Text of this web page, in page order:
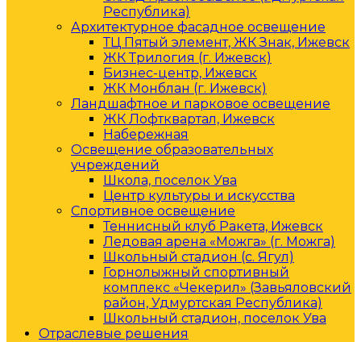
Республика)
Архитектурное фасадное освещение
ТЦ Пятый элемент, ЖК Знак, Ижевск
ЖК Трилогия (г. Ижевск)
Бизнес-центр, Ижевск
ЖК Монблан (г. Ижевск)
Ландшафтное и парковое освещение
ЖК Лофтквартал, Ижевск
Набережная
Освещение образовательных
учреждений
Школа, поселок Ува
Центр культуры и искусства
Спортивное освещение
Теннисный клуб Ракета, Ижевск
Ледовая арена «Можга» (г. Можга)
Школьный стадион (с. Ягул)
Горнолыжный спортивный
комплекс «Чекерил» (Завьяловский
район, Удмуртская Республика)
Школьный стадион, поселок Ува
Отраслевые решения